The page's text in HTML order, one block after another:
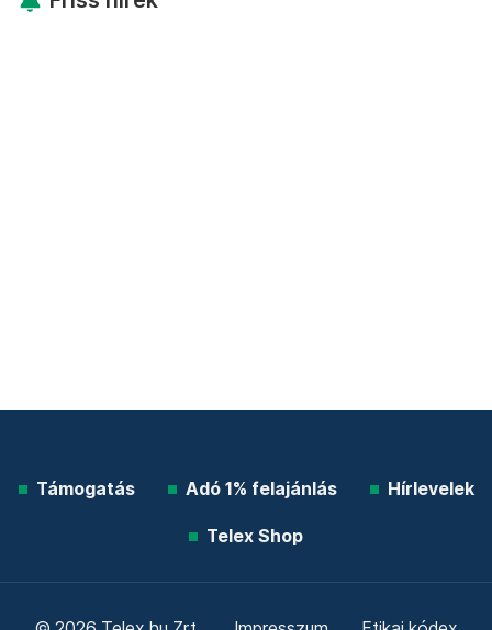
Támogatás Adó 1% felajánlás Hírlevelek
Telex Shop